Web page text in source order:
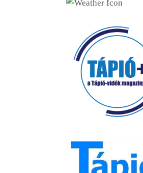
Cukrászda (17)
Kávézó (16)